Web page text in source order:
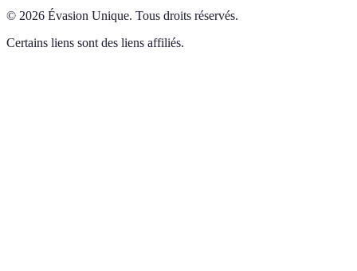
© 2026 Évasion Unique. Tous droits réservés.
Certains liens sont des liens affiliés.